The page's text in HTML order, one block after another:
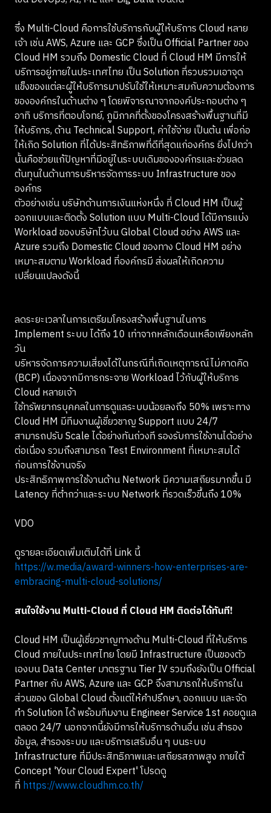
ซึ่ง Multi-Cloud คือการใช้บริการกับผู้ให้บริการ Cloud หลาย
เจ้า เช่น AWS, Azure และ GCP ซึ่งเป็น Official Partner ของ
Cloud HM รวมถึง Domestic Cloud ที่ Cloud HM มีการให้
บริการอยู่ภายในประเทศไทย เป็น Solution ที่รวบรวมเอาจุด
แข็งของแต่ละผู้ให้บริการมาปรับใช้ให้เหมาะสมกับความต้องการ
ขององค์กรในด้านต่าง ๆ โดยพิจารณาจากองค์ประกอบต่าง ๆ
อาทิ บริการที่ตอบโจทย์, ภูมิภาคที่ตั้งของโครงสร้างพื้นฐานที่มี
ให้บริการ, ด้าน Technical Support, ค่าใช้จ่าย เป็นต้น เพื่อก่อ
ให้เกิด Solution ที่ได้ประสิทธิภาพที่ดีที่สุดแก่องค์กร ยิ่งไปกว่า
นั้นคือช่วยแก้ปัญหาที่มีอยู่ในระบบเดิมขององค์กรและช่วยลด
ต้นทุนในด้านการบริหารจัดการระบบ Infrastructure ของ
องค์กร
ตัวอย่างเช่น บริษัทด้านการเงินแห่งหนึ่ง ที่ Cloud HM เป็นผู้
ออกแบบและติดตั้ง Solution แบบ Multi-Cloud ได้มีการแบ่ง
Workload ของบริษัทไว้บน Global Cloud อย่าง AWS และ
Azure รวมถึง Domestic Cloud ของทาง Cloud HM อย่าง
เหมาะสมตาม Workload ที่องค์กรมี ส่งผลให้เกิดความ
เปลี่ยนแปลงดังนี้
ลดระยะเวลาในการเตรียมโครงสร้างพื้นฐานในการ
Implement ระบบ ได้ถึง 10 เท่าจากหลักเดือนเหลือเพียงหลัก
วัน
บริหารจัดการความเสี่ยงได้ในกรณีที่เกิดเหตุการณ์ไม่คาดคิด
(BCP) เนื่องจากมีการกระจาย Workload ไว้กับผู้ให้บริการ
Cloud หลายเจ้า
ใช้ทรัพยากรบุคคลในการดูแลระบบน้อยลงถึง 50% เพราะทาง
Cloud HM มีทีมงานผู้เชี่ยวชาญ Support แบบ 24/7
สามารถปรับ Scale ได้อย่างทันถ่วงที รองรับการใช้งานได้อย่าง
ต่อเนื่อง รวมถึงสามารถ Test Environment ที่เหมาะสมได้
ก่อนการใช้งานจริง
ประสิทธิภาพการใช้งานด้าน Network มีความเสถียรมากขึ้น มี
Latency ที่ต่ำกว่าและระบบ Network ที่รวดเร็วขึ้นถึง 10%
VDO
ดูรายละเอียดเพิ่มเติมได้ที่ Link นี้
https://w.media/award-winners-how-enterprises-are-
embracing-multi-cloud-solutions/
สนใจใช้งาน Multi-Cloud ที่ Cloud HM ติดต่อได้ทันที!
Cloud HM เป็นผู้เชี่ยวชาญทางด้าน Multi-Cloud ที่ให้บริการ
Cloud ภายในประเทศไทย โดยมี Infrastructure เป็นของตัว
เองบน Data Center มาตรฐาน Tier IV รวมถึงยังเป็น Official
Partner กับ AWS, Azure และ GCP จึงสามารถให้บริการใน
ส่วนของ Global Cloud ตั้งแต่ให้คำปรึกษา, ออกแบบ และจัด
ทำ Solution ได้ พร้อมทีมงาน Engineer Service 1st คอยดูแล
ตลอด 24/7 นอกจากนี้ยังมีการให้บริการด้านอื่น เช่น สำรอง
ข้อมูล, สำรองระบบ และบริการเสริมอื่น ๆ บนระบบ
Infrastructure ที่มีประสิทธิภาพและเสถียรสภาพสูง ภายใต้
Concept 'Your Cloud Expert' โปรดดู
ที่ https://www.cloudhm.co.th/